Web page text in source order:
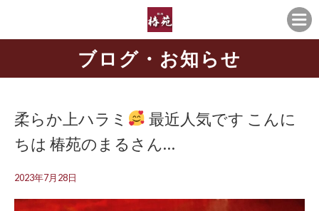
ブログ・お知らせ
柔らか上ハラミ
最近人気です こんに
ちは 椿苑のまるさん…
2023年7月28日